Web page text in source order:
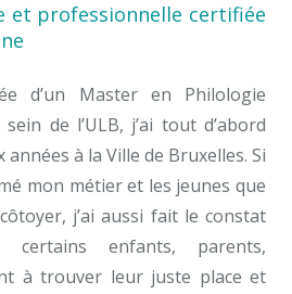
et professionnelle certifiée
d’un Master en Philologie
de l’ULB, j’ai tout d’abord
à la Ville de Bruxelles. Si
mon métier et les jeunes que
côtoyer, j’ai aussi fait le constat
certains enfants, parents,
à trouver leur juste place et